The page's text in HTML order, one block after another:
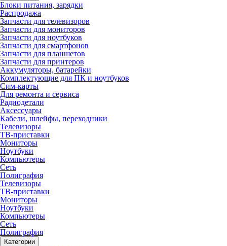
Блоки питания, зарядки
Распродажа
Запчасти для телевизоров
Запчасти для мониторов
Запчасти для ноутбуков
Запчасти для смартфонов
Запчасти для планшетов
Запчасти для принтеров
Аккумуляторы, батарейки
Комплектующие для ПК и ноутбуков
Сим-карты
Для ремонта и сервиса
Радиодетали
Аксессуары
Кабели, шлейфы, переходники
Телевизоры
ТВ-приставки
Мониторы
Ноутбуки
Компьютеры
Сеть
Полиграфия
Телевизоры
ТВ-приставки
Мониторы
Ноутбуки
Компьютеры
Сеть
Полиграфия
Категории